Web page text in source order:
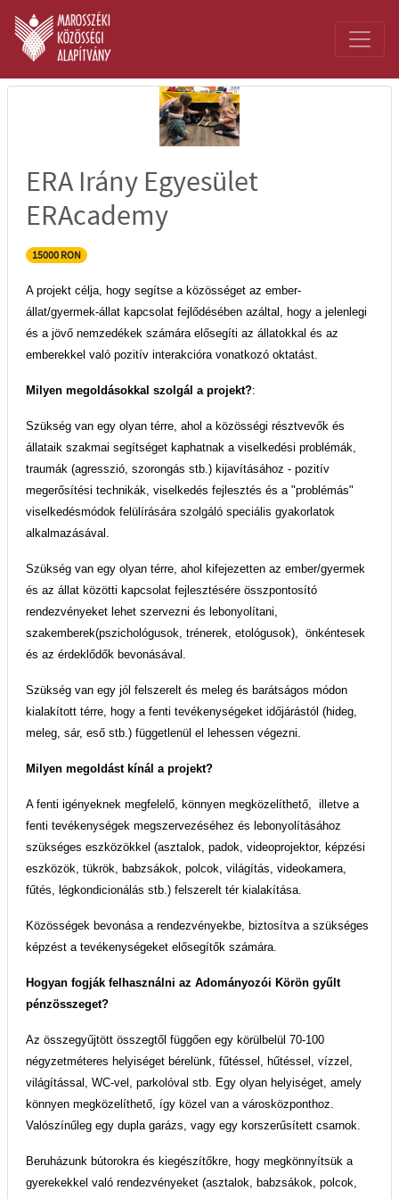
ERA Irány Egyesület
ERAcademy
15000 RON
A projekt célja, hogy segítse a közösséget az ember-
állat/gyermek-állat kapcsolat fejlődésében azáltal, hogy a jelenlegi
és a jövő nemzedékek számára elősegíti az állatokkal és az
emberekkel való pozitív interakcióra vonatkozó oktatást.
Milyen megoldásokkal szolgál a projekt?:
Szükség van egy olyan térre, ahol a közösségi résztvevők és
állataik szakmai segítséget kaphatnak a viselkedési problémák,
traumák (agresszió, szorongás stb.) kijavításához - pozitív
megerősítési technikák, viselkedés fejlesztés és a "problémás"
viselkedésmódok felülírására szolgáló speciális gyakorlatok
alkalmazásával.
Szükség van egy olyan térre, ahol kifejezetten az ember/gyermek
és az állat közötti kapcsolat fejlesztésére összpontosító
rendezvényeket lehet szervezni és lebonyolítani,
szakemberek(pszichológusok, trénerek, etológusok), önkéntesek
és az érdeklődők bevonásával.
Szükség van egy jól felszerelt és meleg és barátságos módon
kialakított térre, hogy a fenti tevékenységeket időjárástól (hideg,
meleg, sár, eső stb.) függetlenül el lehessen végezni.
Milyen megoldást kínál a projekt?
A fenti igényeknek megfelelő, könnyen megközelíthető, illetve a
fenti tevékenységek megszervezéséhez és lebonyolításához
szükséges eszközökkel (asztalok, padok, videoprojektor, képzési
eszközök, tükrök, babzsákok, polcok, világítás, videokamera,
fűtés, légkondicionálás stb.) felszerelt tér kialakítása.
Közösségek bevonása a rendezvényekbe, biztosítva a szükséges
képzést a tevékenységeket elősegítők számára.
Hogyan fogják felhasználni az Adományozói Körön gyűlt
pénzösszeget?
Az összegyűjtött összegtől függően egy körülbelül 70-100
négyzetméteres helyiséget bérelünk, fűtéssel, hűtéssel, vízzel,
világítással, WC-vel, parkolóval stb. Egy olyan helyiséget, amely
könnyen megközelíthető, így közel van a városközponthoz.
Valószínűleg egy dupla garázs, vagy egy korszerűsített csarnok.
Beruházunk bútorokra és kiegészítőkre, hogy megkönnyítsük a
gyerekekkel való rendezvényeket (asztalok, babzsákok, polcok,